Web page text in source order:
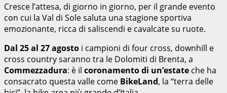
Cresce l’attesa, di giorno in giorno, per il grande evento
con cui la Val di Sole saluta una stagione sportiva
emozionante, ricca di saliscendi e cavalcate su ruote.
Dal 25 al 27 agosto i campioni di four cross, downhill e
cross country saranno tra le Dolomiti di Brenta, a
Commezzadura: è il coronamento di un’estate che ha
consacrato questa valle come BikeLand, la “terra delle